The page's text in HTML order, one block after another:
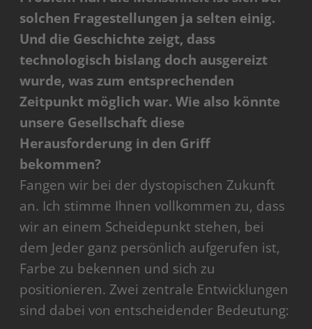
solchen Fragestellungen ja selten einig.
Und die Geschichte zeigt, dass
technologisch bislang doch ausgereizt
wurde, was zum entsprechenden
Zeitpunkt möglich war. Wie also könnte
unsere Gesellschaft diese
Herausforderung in den Griff
bekommen?
Fangen wir bei der dystopischen Zukunft
an. Ich stimme Ihnen vollkommen zu, dass
wir an einem Scheidepunkt stehen, bei
dem Jeder ganz persönlich aufgerufen ist,
Farbe zu bekennen und sich zu
positionieren. Zwei zentrale Entwicklungen
sind dabei von entscheidender Bedeutung: